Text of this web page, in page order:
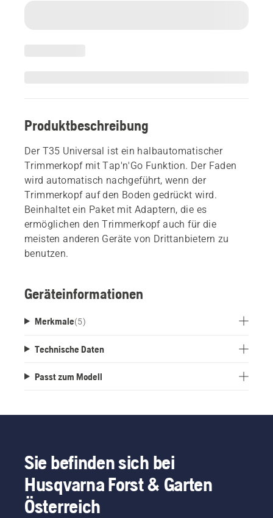
Produktbeschreibung
Der T35 Universal ist ein halbautomatischer
Trimmerkopf mit Tap'n'Go Funktion. Der Faden
wird automatisch nachgeführt, wenn der
Trimmerkopf auf den Boden gedrückt wird.
Beinhaltet ein Paket mit Adaptern, die es
ermöglichen den Trimmerkopf auch für die
meisten anderen Geräte von Drittanbietern zu
benutzen.
Geräteinformationen
Merkmale(5)
Technische Daten
Passt zum Modell
Sie befinden sich bei
Husqvarna Forst & Garten
Österreich